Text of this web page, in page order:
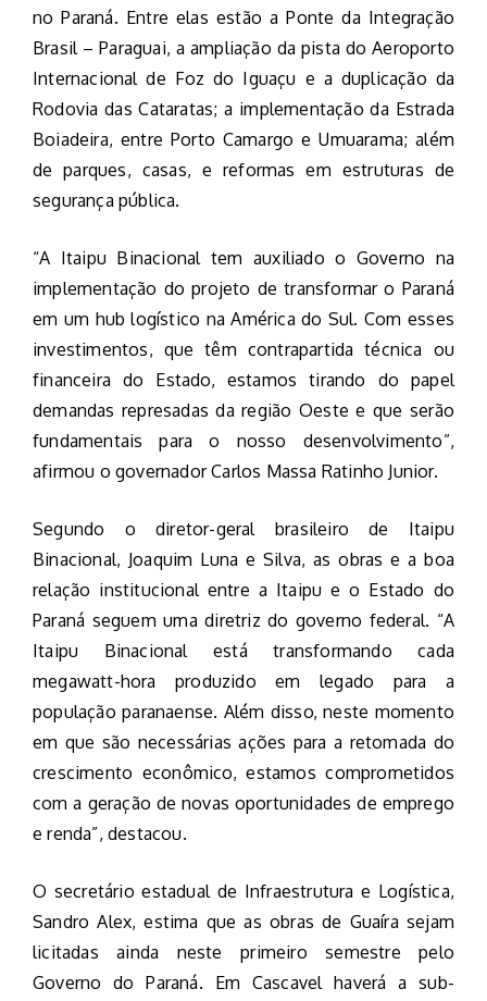
no Paraná. Entre elas estão a Ponte da Integração
Brasil – Paraguai, a ampliação da pista do Aeroporto
Internacional de Foz do Iguaçu e a duplicação da
Rodovia das Cataratas; a implementação da Estrada
Boiadeira, entre Porto Camargo e Umuarama; além
de parques, casas, e reformas em estruturas de
segurança pública.
“A Itaipu Binacional tem auxiliado o Governo na
implementação do projeto de transformar o Paraná
em um hub logístico na América do Sul. Com esses
investimentos, que têm contrapartida técnica ou
financeira do Estado, estamos tirando do papel
demandas represadas da região Oeste e que serão
fundamentais para o nosso desenvolvimento”,
afirmou o governador Carlos Massa Ratinho Junior.
Segundo o diretor-geral brasileiro de Itaipu
Binacional, Joaquim Luna e Silva, as obras e a boa
relação institucional entre a Itaipu e o Estado do
Paraná seguem uma diretriz do governo federal. “A
Itaipu Binacional está transformando cada
megawatt-hora produzido em legado para a
população paranaense. Além disso, neste momento
em que são necessárias ações para a retomada do
crescimento econômico, estamos comprometidos
com a geração de novas oportunidades de emprego
e renda”, destacou.
O secretário estadual de Infraestrutura e Logística,
Sandro Alex, estima que as obras de Guaíra sejam
licitadas ainda neste primeiro semestre pelo
Governo do Paraná. Em Cascavel haverá a sub-